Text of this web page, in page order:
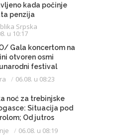
kada počinje
penzija
Srpska
u 10:17
Gala koncertom na
otvoren osmi
festival
muzike
06.08. u 08:23
noć za trebinjske
Situacija pod
Od jutros
helikopter
06.08. u 08:19